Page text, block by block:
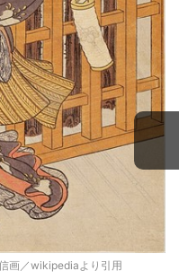
画／wikipediaより引用